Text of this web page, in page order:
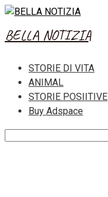
Skip
content
BELLA NOTIZIA
STORIE DI VITA
ANIMAL
STORIE POSIITIVE
Buy Adspace